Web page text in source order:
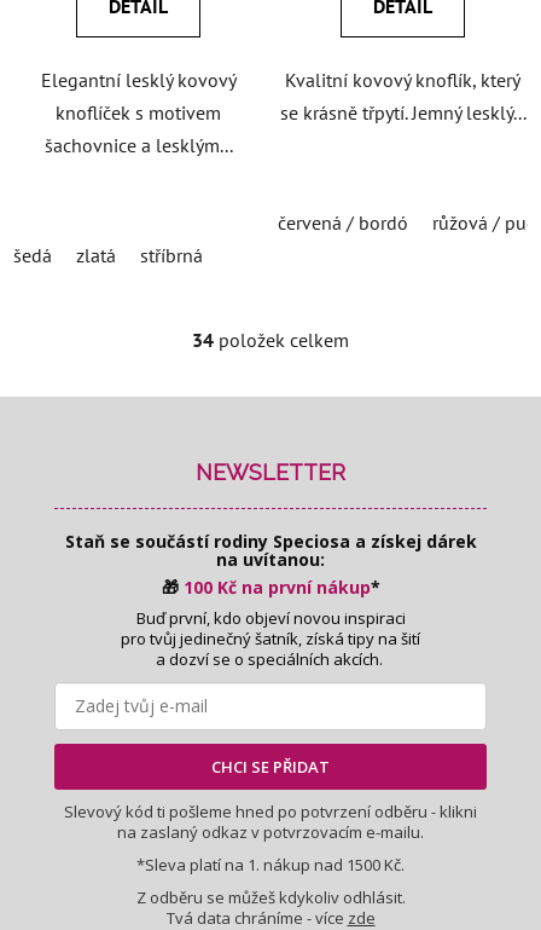
DETAIL
Elegantní lesklý kovový
knoflíček s motivem
šachovnice a lesklým...
šedá zlatá stříbrná
DETAIL
Kvalitní kovový knoflík, který
se krásně třpytí. Jemný lesklý...
červená / bordó růžová /
O
l
d
a
c
í
p
r
v
k
y
ý
p
i
s
u
34 položek celkem
Z
NEWSLETTER
Staň se součástí rodiny Speciosa a získej dárek
na uvítanou:
🎁 100 Kč na první nákup*
Buď první, kdo objeví novou inspiraci
pro tvůj jedinečný šatník, získá tipy na šití
a dozví se o speciálních akcích.
CHCI SE PŘIDAT
Slevový kód ti pošleme hned po potvrzení odběru - klikni
na zaslaný odkaz v potvrzovacím e-mailu.
*Sleva platí na 1. nákup nad 1500 Kč.
Z odběru se můžeš kdykoliv odhlásit.
Tvá data chráníme - více zde